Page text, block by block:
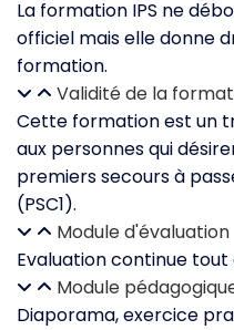
La formation IPS ne
officiel mais elle donne
formation.
Validité de la
Cette formation est un
aux personnes qui
premiers secours à
(PSC1).
Module d'évaluation
Evaluation continue
Module
Diaporama, exercice